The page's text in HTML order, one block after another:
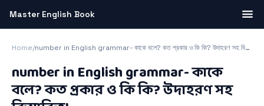
Master English Book
Home/ number in English grammar- কাকে বলে? কত প্রকার ও কি কি? উদাহরণ সহ বিস্তারিত!
number in English grammar- কাকে
বলে? কত প্রকার ও কি কি? উদাহরণ সহ